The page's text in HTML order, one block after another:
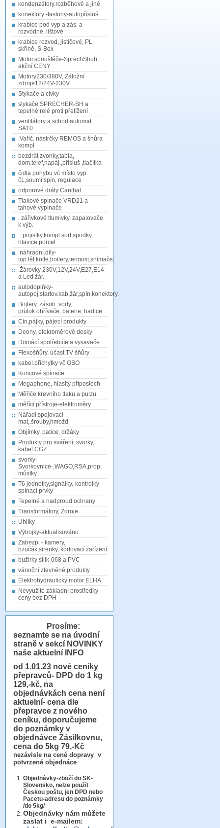
kondenzátory.rozběhové a jiné
konektory -fastony-autopřísluš.
krabice pod vyp a zás, a
rozvodné, lištové
krabice rozvod, jističové, PL
skříně, S-Box
Motor.spouštěče-SprechShuh
akční CENY
Motory230/380V, Záložní
zdroje12/24V-230V
Stykače a cívky
stykače SPRECHER-SH a
tepelné relé proti přetížení
ventilátory a schod.automat
SA10
.Vařič. nástrčky REMOS a šnůra
kompl
bezdrát zvonky,tabla,
dom.telef,napáj.,přísluš ,tlačítka
čidla pohybu vč místo vyp
č1,soumr.spín, regulace
odporové dráty Canthal
Tlakové spínače VRD21 a
tahové vypínače
. zářivkové tlumivky, zapalovače
k výb.
...pojistky,kompl.sort,spodky,
hlavice porcel
.náhradní.díly-
top.těl.kotle,boilery,termost,snímače,
.Žárovky 230V,12V,24V,E27,E14
a Led žár.
autodoplňky-
autopoj,startov.kab.žár,spín,konektory.
Bojlery, zásob. vody,
průtok.ohřívače, baterie, hadice
Cín,pájky, pájecí produkty
Deony, elekroměrové desky
Domácí spotřebiče a vysavače
Flexošňůry, účast.TV šňůry
kabel.příchytky vč OBO
Koncové spínače
Megaphone, hlasitý příposlech
Měřiče krevního tlaku a pulzu
měřící přístroje-elektroměry
Nářadí,spojovací
mat,.šrouby,hmožd
Objímky, patice, držáky
Produkty pro sváření, svorky,
kabel CGZ
svorky-
Svorkovnice-,WAGO,RSA,prop,
můstky
T6 jednotky,signálky.-kontrolky
spínací prvky
Tepelné a nadproud.ochrany
Transformátory, Zdroje
Uhlíky
Výbojky-aktualisováno
Zabezp. - kamery,
bzučák,sirenky, kódovací.zařízení
bužírky silik-068 a PVC
vánoční zlevněné produkty
Elektrohydraulický motor ELHA
Nevyužité základní prostředky
ceny bez DPH
Prosíme:
seznamte se na úvodní
straně v sekcí NOVINKY
naše aktuelní INFO
od 1.01.23 nové ceníky
přepravců- DPD do 1 kg
129,-kč, na
objednávkách cena není
aktuelní- cena dle
přepravce z nového
ceníku, doporučujeme
do poznámky v
objednávce Zásilkovnu,
cena do 5kg 79,-Kč
nezávisle na ceně dopravy v
potvrzené objednáce
Objednávky-zboží do SK-
Slovensko, nelze použít
Českou poštu, jen DPD nebo
Pacetu-adresu do poznámky
/do 5kg/
Objednávky nám můžete
zaslat i e-mailem: